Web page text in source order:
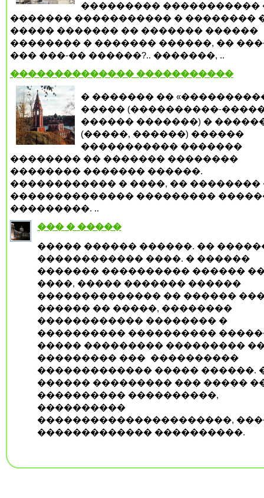
��������� �����������
������� ����������� � ��������
����� ������� �� ������� ������
�������� � ������� ������, ��
��� ���-�� ������?.. �������, ..
�������������� �����������
� ������� ��
����� (����������-
������ �������) �
(�����, ������) ������
����������� �������
�������� �� ������� ��������
�������� ������� ������.
������������ � ����, �� ��������
�������������� ���������
���������. ..
��� � �����
����� ������ ������. ��
������������ ����. � ������
������� ���������� ������
����, ����� ������� ������
�������������� �� ������
������ �� �����, ��������
������������ �������� �
���������� ����������
����� ��������� ���������
��������� ��� ����������
������������� ����� ������.
������ ��������� ��� �����
���������� ����������,
����������
����������������������,
������������� ����������.